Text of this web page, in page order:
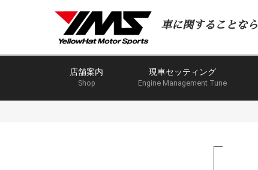
車に関することなら
店舗案内
Shop
現車セッティング
Engine Management Tune